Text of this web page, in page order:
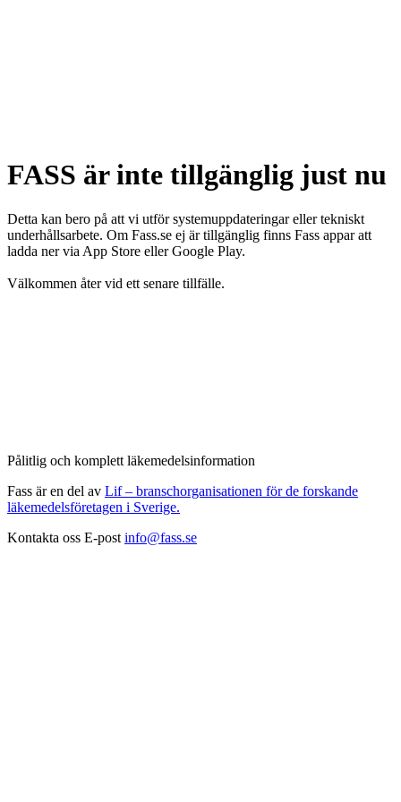
FASS är inte tillgänglig just nu
Detta kan bero på att vi utför systemuppdateringar eller tekniskt
underhållsarbete. Om Fass.se ej är tillgänglig finns Fass appar att
ladda ner via App Store eller Google Play.
Välkommen åter vid ett senare tillfälle.
Pålitlig och komplett läkemedelsinformation
Fass är en del av Lif – branschorganisationen för de forskande
läkemedelsföretagen i Sverige.
Kontakta oss E-post info@fass.se